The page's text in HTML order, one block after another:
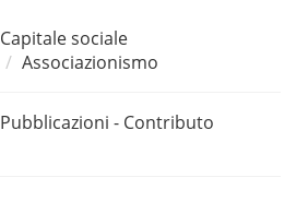
Capitale sociale
Associazionismo
Pubblicazioni - Contributo